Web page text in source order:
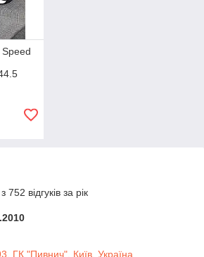
Speed
відгуків за рік
ГК "Пивнич", Київ, Україна